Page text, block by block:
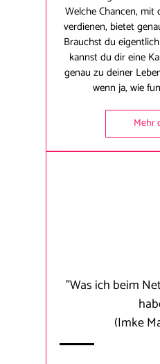
Welche Chancen, mit
verdienen, bietet
Brauchst du
kannst du dir eine
genau zu deiner
wenn ja, wie
Mehr
"Was ich beim
(Imke